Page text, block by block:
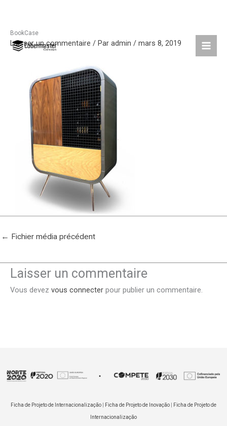
AllerBookCase
Laisser un commentaire / Par admin / mars 8, 2019
← Fichier média précédent
Laisser un commentaire
Vous devez vous connecter pour publier un commentaire.
Ficha de Projeto de Internacionalização Ficha de Projeto de Inovação Ficha de Projeto de
Internacionalização